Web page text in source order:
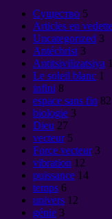
Cущество 5
Articles en
Uncategorized 3
Antéchrist 3
Antitsivilizatsiya 1
Le soleil blanc 1
infini 8
espace sans fin 82
biologie 3
Dieu 27
vecteur 5
Force vecteur 3
vibration 12
puissance 14
temps 6
univers 12
génie 3